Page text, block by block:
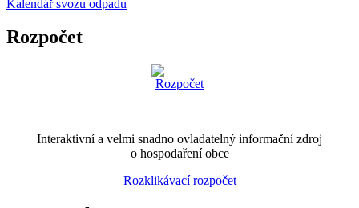
Kalendář svozu odpadu
Rozpočet
Interaktivní a velmi snadno ovladatelný informační zdroj
o hospodaření obce
Rozklikávací rozpočet